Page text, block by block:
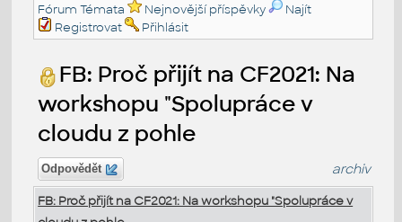
Fórum Témata
Nejnovější příspěvky
Najít
Registrovat
Přihlásit
FB: Proč přijít na CF2021: Na
workshopu "Spolupráce v
cloudu z pohle
Odpovědět archiv
FB: Proč přijít na CF2021: Na workshopu "Spolupráce v